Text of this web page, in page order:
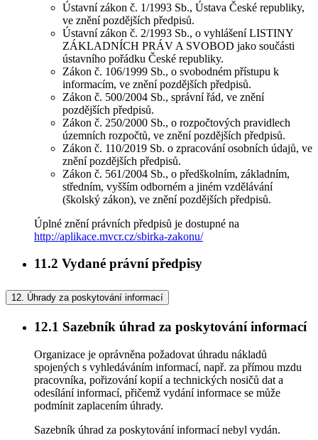
Ústavní zákon č. 1/1993 Sb., Ústava České republiky,
ve znění pozdějších předpisů.
Ústavní zákon č. 2/1993 Sb., o vyhlášení LISTINY
ZÁKLADNÍCH PRÁV A SVOBOD jako součásti
ústavního pořádku České republiky.
Zákon č. 106/1999 Sb., o svobodném přístupu k
informacím, ve znění pozdějších předpisů.
Zákon č. 500/2004 Sb., správní řád, ve znění
pozdějších předpisů.
Zákon č. 250/2000 Sb., o rozpočtových pravidlech
územních rozpočtů, ve znění pozdějších předpisů.
Zákon č. 110/2019 Sb. o zpracování osobních údajů, ve
znění pozdějších předpisů.
Zákon č. 561/2004 Sb., o předškolním, základním,
středním, vyšším odborném a jiném vzdělávání
(školský zákon), ve znění pozdějších předpisů.
Úplné znění právních předpisů je dostupné na
http://aplikace.mvcr.cz/sbirka-zakonu/
11.2 Vydané právní předpisy
12. Úhrady za poskytování informací
12.1 Sazebník úhrad za poskytování informací
Organizace je oprávněna požadovat úhradu nákladů
spojených s vyhledáváním informací, např. za přímou mzdu
pracovníka, pořizování kopií a technických nosičů dat a
odesílání informací, přičemž vydání informace se může
podmínit zaplacením úhrady.
Sazebník úhrad za poskytování informací nebyl vydán.